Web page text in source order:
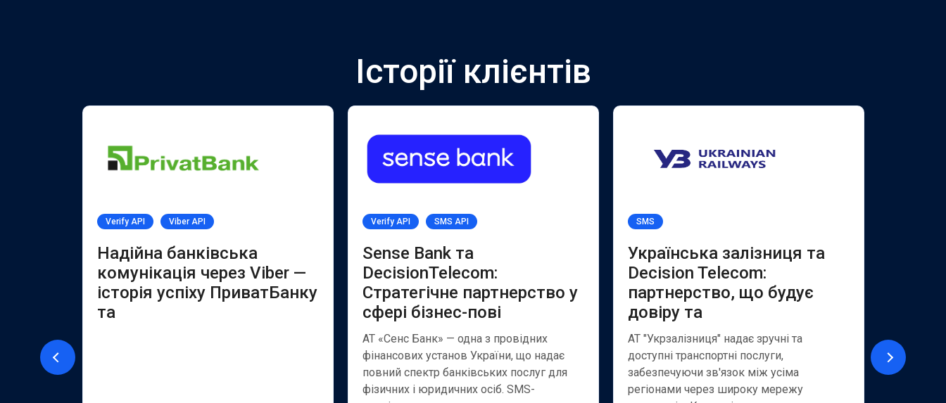
Історії клієнтів
Verify API Viber API
Надійна банківська
комунікація через Viber —
історія успіху ПриватБанку
та
Verify API SMS API
Sense Bank та
DecisionTelecom:
Стратегічне партнерство у
сфері бізнес-пові
АТ «Сенс Банк» — одна з провідних
фінансових установ України, що надає
повний спектр банківських послуг для
фізичних і юридичних осіб. SMS-
SMS
Українська залізниця та
Decision Telecom:
партнерство, що будує
довіру та
АТ "Укрзалізниця" надає зручні та
доступні транспортні послуги,
забезпечуючи зв'язок між усіма
регіонами через широку мережу
надає
як для